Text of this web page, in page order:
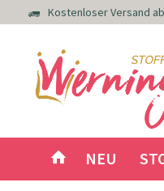
Kostenloser Versand
NEU